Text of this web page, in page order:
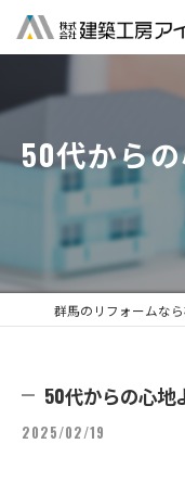
50代から
50代からの心地
2025/02/19